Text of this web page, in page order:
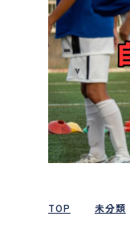
TOP 未分類